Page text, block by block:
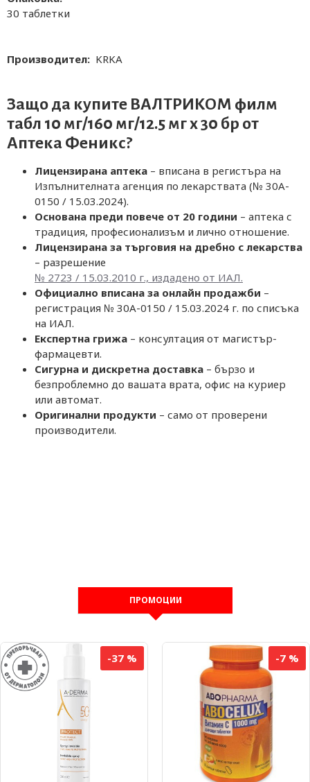
30 таблетки
Производител: KRKA
Защо да купите ВАЛТРИКОМ филм
табл 10 мг/160 мг/12.5 мг х 30 бр от
Аптека Феникс?
Лицензирана аптека – вписана в регистъра на
Изпълнителната агенция по лекарствата (№ 30A-
0150 / 15.03.2024).
Основана преди повече от 20 години – аптека с
традиция, професионализъм и лично отношение.
Лицензирана за търговия на дребно с лекарства
– разрешение
№ 2723 / 15.03.2010 г., издадено от ИАЛ.
Официално вписана за онлайн продажби –
регистрация № 30A-0150 / 15.03.2024 г. по списъка
на ИАЛ.
Експертна грижа – консултация от магистър-
фармацевти.
Сигурна и дискретна доставка – бързо и
безпроблемно до вашата врата, офис на куриер
или автомат.
Оригинални продукти – само от проверени
производители.
ПРОМОЦИИ
-37 % -7 %